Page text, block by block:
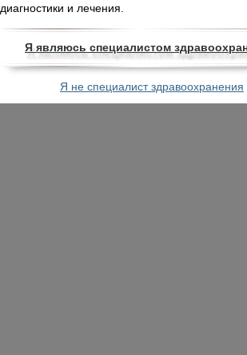
диагностики и лечения.
Я являюсь специалистом
Я не специалист здравоохранения